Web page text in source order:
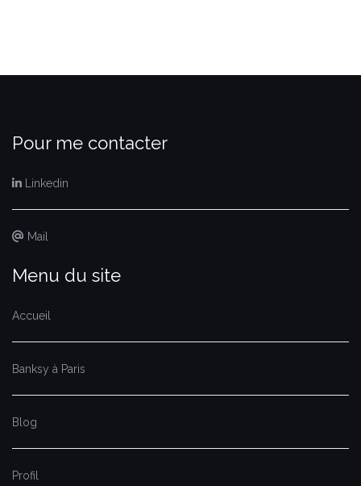
Pour me contacter
Linkedin
Mail
Menu du site
Accueil
Banksy à Paris
Blog
Profil